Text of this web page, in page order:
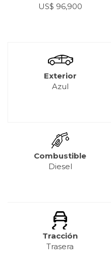
US$ 96,900
Exterior
Azul
Combustible
Diesel
Tracción
Trasera